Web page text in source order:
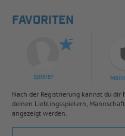
FAVORITEN
Spieler
Nach der Registrierung kannst du dir
deinen Lieblingsspielern,
angezeigt werden.